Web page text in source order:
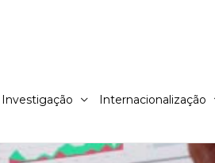
Investigação Internacionalização